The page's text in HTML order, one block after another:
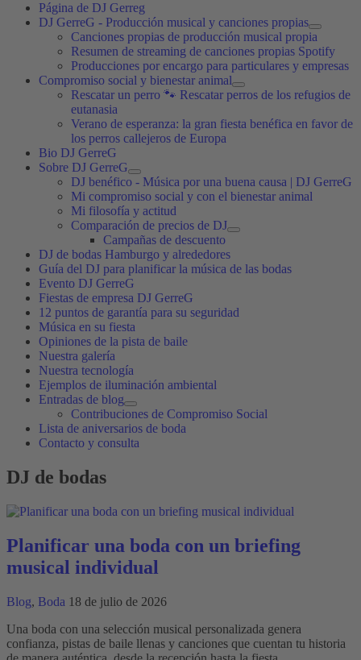
Página de DJ Gerreg
DJ GerreG - Producción musical y canciones propias
Canciones propias de producción musical propia
Resumen de streaming de canciones propias Spotify
Producciones por encargo para particulares y empresas
Compromiso social y bienestar animal
Rescatar un perro 🐾 Rescatar perros de los refugios de
eutanasia
Verano de esperanza: la gran fiesta benéfica en favor de
los perros callejeros de Europa
Bio DJ GerreG
Sobre DJ GerreG
DJ benéfico - Música por una buena causa | DJ GerreG
Mi compromiso social y con el bienestar animal
Mi filosofía y actitud
Comparación de precios de DJ
Campañas de descuento
DJ de bodas Hamburgo y alrededores
Guía del DJ para planificar la música de las bodas
Evento DJ GerreG
Fiestas de empresa DJ GerreG
12 puntos de garantía para su seguridad
Música en su fiesta
Opiniones de la pista de baile
Nuestra galería
Nuestra tecnología
Ejemplos de iluminación ambiental
Entradas de blog
Contribuciones de Compromiso Social
Lista de aniversarios de boda
Contacto y consulta
DJ de bodas
Planificar una boda con un briefing
musical individual
Blog, Boda 18 de julio de 2026
Una boda con una selección musical personalizada genera
confianza, pistas de baile llenas y canciones que cuentan tu historia